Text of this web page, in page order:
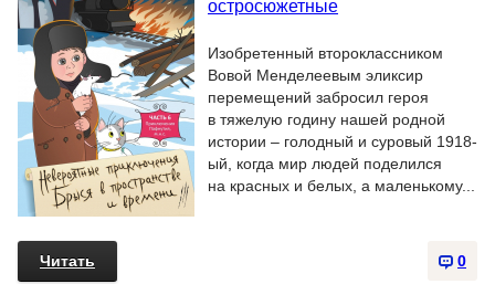
остросюжетные
Изобретенный второклассником
Вовой Менделеевым эликсир
перемещений забросил героя
в тяжелую годину нашей родной
истории – голодный и суровый 1918-
ый, когда мир людей поделился
на красных и белых, а маленькому...
0
Читать